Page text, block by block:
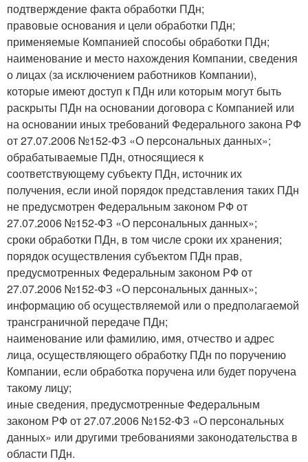
подтверждение факта обработки ПДн;
правовые основания и цели обработки ПДн;
применяемые Компанией способы обработки ПДн;
наименование и место нахождения Компании, сведения
о лицах (за исключением работников Компании),
которые имеют доступ к ПДн или которым могут быть
раскрыты ПДн на основании договора с Компанией или
на основании иных требований Федерального закона РФ
от 27.07.2006 №152-ФЗ «О персональных данных»;
обрабатываемые ПДн, относящиеся к
соответствующему субъекту ПДн, источник их
получения, если иной порядок представления таких ПДн
не предусмотрен Федеральным законом РФ от
27.07.2006 №152-ФЗ «О персональных данных»;
сроки обработки ПДн, в том числе сроки их хранения;
порядок осуществления субъектом ПДн прав,
предусмотренных Федеральным законом РФ от
27.07.2006 №152-ФЗ «О персональных данных»;
информацию об осуществляемой или о предполагаемой
трансграничной передаче ПДн;
наименование или фамилию, имя, отчество и адрес
лица, осуществляющего обработку ПДн по поручению
Компании, если обработка поручена или будет поручена
такому лицу;
иные сведения, предусмотренные Федеральным
законом РФ от 27.07.2006 №152-ФЗ «О персональных
данных» или другими требованиями законодательства в
области ПДн.